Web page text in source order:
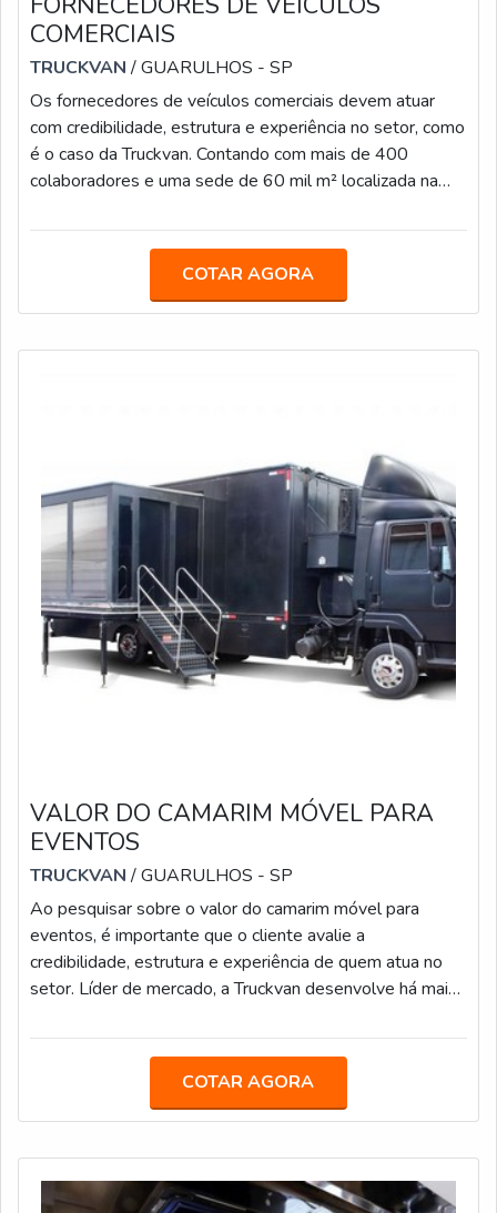
COMERCIAIS
TRUCKVAN/ GUARULHOS - SP
Os fornecedores de veículos comerciais devem atuar
com credibilidade, estrutura e experiência no setor, como
é o caso da Truckvan. Contando com mais de 400
colaboradores e uma sede de 60 mil m² localizada na
Guarulhos (SP), a empresa desenvolve soluções para
DIVERSAS FUNÇÕESA Truckvan já desenvolveu
projetos itinerantes para grandes marcas, como
COTAR AGORA
VALOR DO CAMARIM MÓVEL PARA
EVENTOS
TRUCKVAN/ GUARULHOS - SP
Ao pesquisar sobre o valor do camarim móvel para
eventos, é importante que o cliente avalie a
credibilidade, estrutura e experiência de quem atua no
setor. Líder de mercado, a Truckvan desenvolve há mais
com eficiência o dinâmico mercado de eventos e show
economia para equipes de produção e artistas, as
estruturas podem ser solicitadas em contrato de
COTAR AGORA